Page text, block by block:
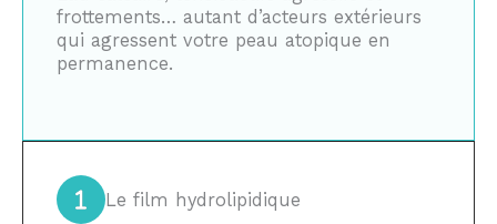
frottements… autant d’acteurs extérieurs
qui agressent votre peau atopique en
permanence.
Le film hydrolipidique